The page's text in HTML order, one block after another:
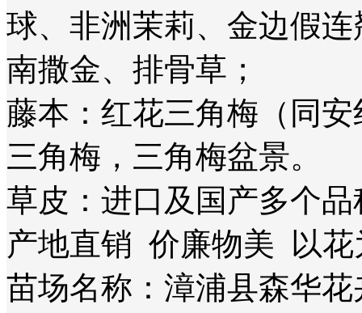
球、非洲茉莉、金边假
南撒金、排骨草；
藤本：红花三角梅（同
三角梅，三角梅盆景。
草皮：进口及国产多个
产地直销 价廉物美 以
苗场名称：漳浦县森华